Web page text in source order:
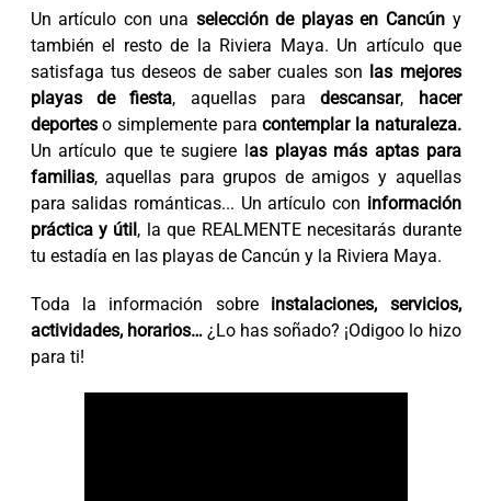
Un artículo con una selección de playas en Cancúny
también el resto de la Riviera Maya. Un artículo que
satisfaga tus deseos de saber cuales son las mejores
playas de fiesta, aquellas paradescansar, hacer
deporteso simplemente paracontemplar la naturaleza.
Un artículo que te sugiere las playas más aptas para
familias, aquellas para grupos de amigos y aquellas
para salidas románticas... Un artículo con información
práctica y útil, la que REALMENTE necesitarás durante
tu estadía en las playas de Cancún y la Riviera Maya.
Toda la información sobre instalaciones, servicios,
actividades, horarios… ¿Lo has soñado? ¡Odigoo lo hizo
para ti!